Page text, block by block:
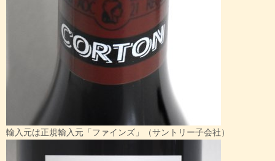
輸入元は正規輸入元「ファインズ」（サントリー子会社）